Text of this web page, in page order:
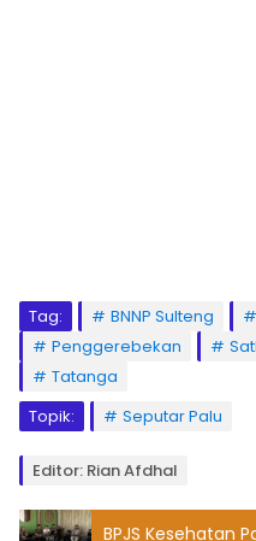
Tag: BNNP Sulteng
Penggerebekan
Tatanga
Topik:
Seputar Palu
Editor: Rian Afdhal
BPJS Kesehatan